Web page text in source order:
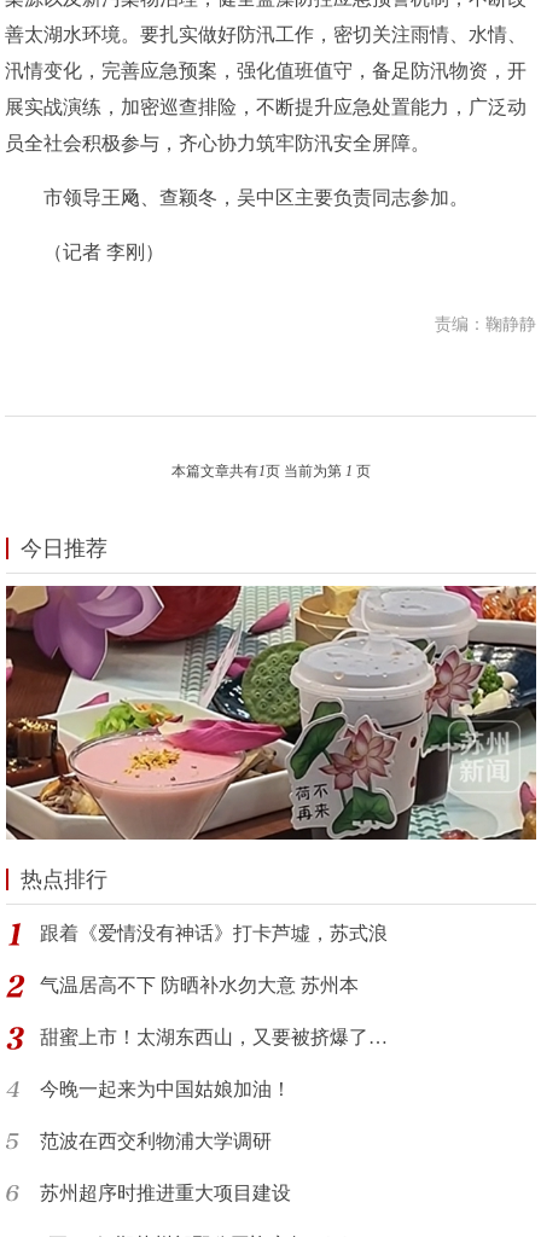
善太湖水环境。要扎实做好防汛工作，密切关注雨情、水情、
汛情变化，完善应急预案，强化值班值守，备足防汛物资，开
展实战演练，加密巡查排险，不断提升应急处置能力，广泛动
员全社会积极参与，齐心协力筑牢防汛安全屏障。
市领导王飏、查颖冬，吴中区主要负责同志参加。
（记者 李刚）
责编：鞠静静
本篇文章共有1页 当前为第 1 页
今日推荐
热点排行
跟着《爱情没有神话》打卡芦墟，苏式浪
气温居高不下 防晒补水勿大意 苏州本
甜蜜上市！太湖东西山，又要被挤爆了…
今晚一起来为中国姑娘加油！
范波在西交利物浦大学调研
苏州超序时推进重大项目建设